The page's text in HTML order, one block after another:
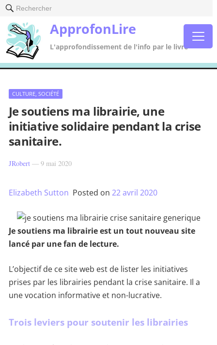
Rechercher
ApprofonLire
L'approfondissement de l'info par le livre
CULTURE, SOCIÉTÉ
Je soutiens ma librairie, une
initiative solidaire pendant la crise
sanitaire.
JRobert— 9 mai 2020
Elizabeth Sutton Posted on 22 avril 2020
Je soutiens ma librairie est un tout nouveau site
lancé par une fan de lecture.
L’objectif de ce site web est de lister les initiatives
prises par les librairies pendant la crise sanitaire. Il a
une vocation informative et non-lucrative.
Trois leviers pour soutenir les librairies